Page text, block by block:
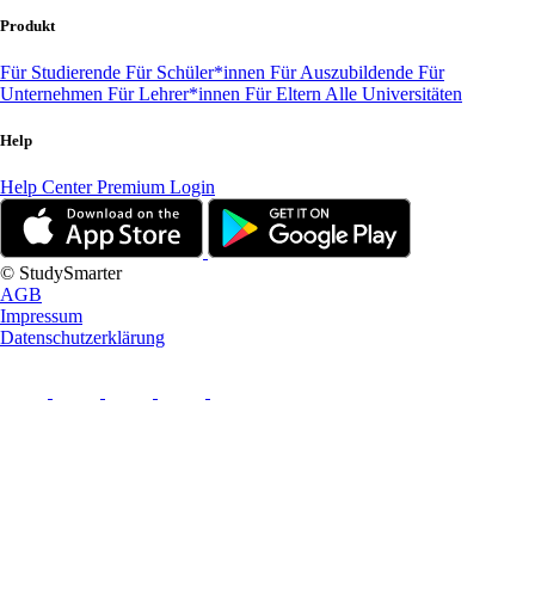
Produkt
Für Studierende Für Schüler*innen Für Auszubildende Für
Unternehmen Für Lehrer*innen Für Eltern Alle Universitäten
Help
Help CenterPremium Login
© StudySmarter
AGB
Impressum
Datenschutzerklärung